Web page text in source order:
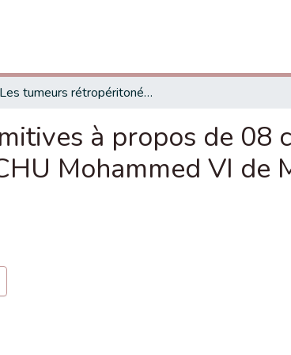
Les tumeurs rétropéritonéales primitives à propos de 08 cas au sein du service de chirurgie Viscérale du CHU Mohammed VI de Marrakech
à propos de 08
Mohammed VI de